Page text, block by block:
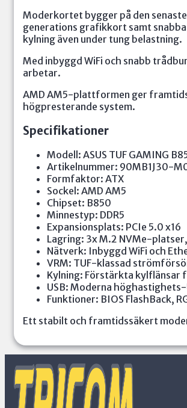
Moderkortet bygger på den
generations grafikkort samt
kylning även under tung belastning.
Med inbyggd WiFi och snabb
arbetar.
AMD AM5-plattformen ger
högpresterande system.
Specifikationer
Modell: ASUS TUF GAMING
Artikelnummer: 90MB1J30-
Formfaktor: ATX
Sockel: AMD AM5
Chipset: B850
Minnestyp: DDR5
Expansionsplats: PCIe 5.0 x16
Lagring: 3x M.2 NVMe-
Nätverk: Inbyggd WiFi och
VRM: TUF-klassad
Kylning: Förstärkta kylflänsar
USB: Moderna
Funktioner: BIOS FlashBack,
Ett stabilt och framtidssäkert